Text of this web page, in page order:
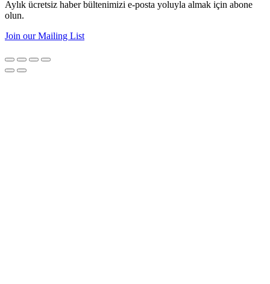
Aylık ücretsiz haber bültenimizi e-posta yoluyla almak için abone
olun.
Join our Mailing List